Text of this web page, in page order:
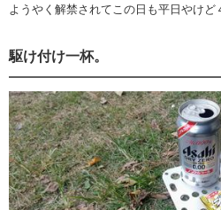
ようやく解禁されてこの日も平日やけど
駆け付け一杯。